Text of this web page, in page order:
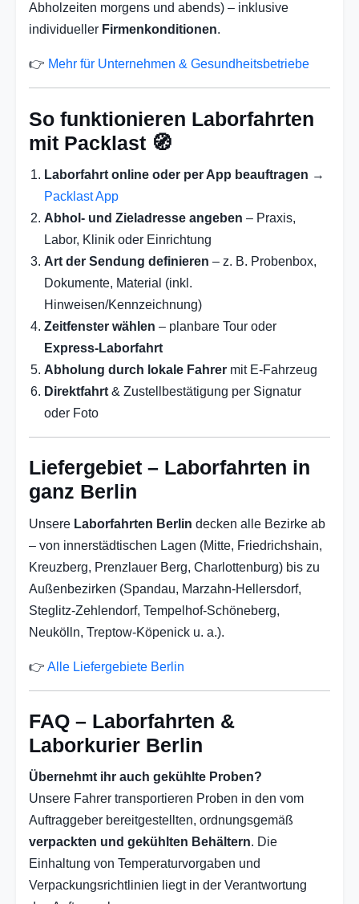
Abholzeiten morgens und abends) – inklusive
individueller Firmenkonditionen.
👉 Mehr für Unternehmen & Gesundheitsbetriebe
So funktionieren Laborfahrten
mit Packlast 🧭
Laborfahrt online oder per App beauftragen →
Packlast App
Abhol- und Zieladresse angeben – Praxis,
Labor, Klinik oder Einrichtung
Art der Sendung definieren – z. B. Probenbox,
Dokumente, Material (inkl.
Hinweisen/Kennzeichnung)
Zeitfenster wählen – planbare Tour oder
Express-Laborfahrt
Abholung durch lokale Fahrer mit E-Fahrzeug
Direktfahrt & Zustellbestätigung per Signatur
oder Foto
Liefergebiet – Laborfahrten in
ganz Berlin
Unsere Laborfahrten Berlin decken alle Bezirke ab
– von innerstädtischen Lagen (Mitte, Friedrichshain,
Kreuzberg, Prenzlauer Berg, Charlottenburg) bis zu
Außenbezirken (Spandau, Marzahn-Hellersdorf,
Steglitz-Zehlendorf, Tempelhof-Schöneberg,
Neukölln, Treptow-Köpenick u. a.).
👉 Alle Liefergebiete Berlin
FAQ – Laborfahrten &
Laborkurier Berlin
Übernehmt ihr auch gekühlte Proben?
Unsere Fahrer transportieren Proben in den vom
Auftraggeber bereitgestellten, ordnungsgemäß
verpackten und gekühlten Behältern. Die
Einhaltung von Temperaturvorgaben und
Verpackungsrichtlinien liegt in der Verantwortung